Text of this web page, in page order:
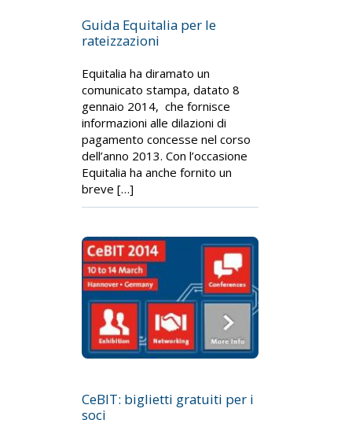
Guida Equitalia per le
rateizzazioni
Equitalia ha diramato un
comunicato stampa, datato 8
gennaio 2014, che fornisce
informazioni alle dilazioni di
pagamento concesse nel corso
dell’anno 2013. Con l’occasione
Equitalia ha anche fornito un
breve […]
CeBIT: biglietti gratuiti per i
soci